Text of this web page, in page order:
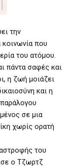
την
που
του ατόμου.
πάντα σαφές και
η ζωή μοιάζει
και η
σε μια
χωρίς ορατή
του
ο Τζωρτζ